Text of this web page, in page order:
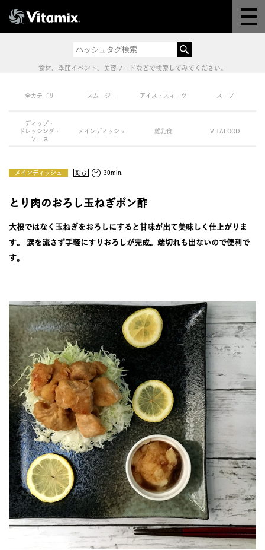
体験＆講座
8つの機能
オンラインストア
よくある質問
レビュー
食材、季節イベント、美容ワードなどで検索してみてください。
全カテゴリ スムージー アイス・スィーツ スープ
ディップ・
ドレッシング・
ソース
メインディッシュ 離乳食 VITAFOOD
メインディッシュ 刻む 30min.
とり肉のおろし玉ねぎポン酢
大根ではなく玉ねぎをおろしにすると甘味が出て美味しく仕上がりま
す。 涙を流さず手軽にすりおろしが完成。端切れも出ないので便利で
す。